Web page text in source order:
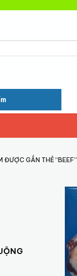
ĐƯỢC GẮN THẺ “BEEF”